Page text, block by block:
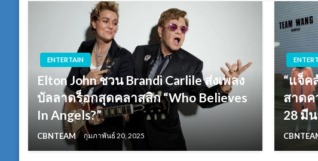
ENTERTAIN
Elton John ชวน Brandi Carlile ส่งเพลง
บัลลาดร็อกสุดคลาสสิก “Who Believes
In Angels?”
CBNTEAM กุมภาพันธ์ 20, 2025
“แจ็ค
สาดค
28 มี